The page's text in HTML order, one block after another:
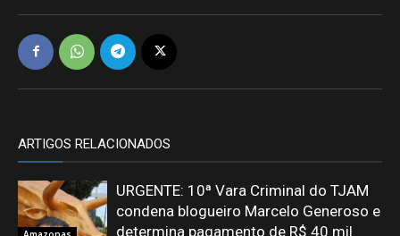
ARTIGOS RELACIONADOS
URGENTE: 10ª Vara Criminal do TJAM
condena blogueiro Marcelo Generoso e
determina pagamento de R$ 40 mil